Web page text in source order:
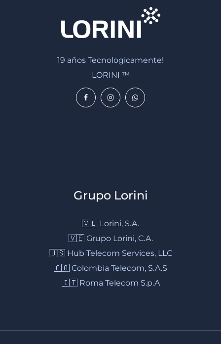
19 años Tecnologicamente!
LORINI ™
Grupo Lorini
🇻🇪 Lorini, S.A.
🇻🇪 Grupo Lorini, C.A.
🇺🇸 Hub Telecom Services, LLC
🇨🇴 Colombia Telecom, S.A.S
🇮🇹 Roma Telecom S.p.A